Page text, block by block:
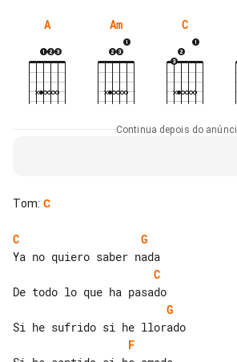
A Am C
Continua depois do
Tom: C
C
G
C
G
F